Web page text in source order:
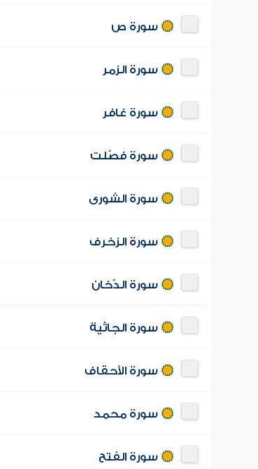
سورة ص
سورة الزمر
سورة غافر
سورة فصّلت
سورة الشورى
سورة الزخرف
سورة الدّخان
سورة الجاثية
سورة الأحقاف
سورة محمد
سورة الفتح